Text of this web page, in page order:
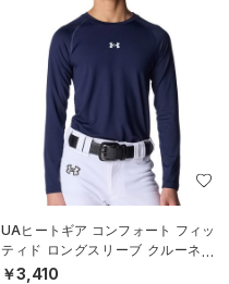
UAヒートギア コンフォート フィッ
ティド ロングスリーブ クルーネッ
ク シャツ（ベースボール/BOYS）
￥3,410